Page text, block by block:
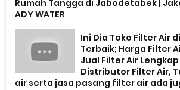
Rumah Tangga di Jabodetabek |
ADY WATER
Ini Dia Toko Filter Air
Terbaik; Harga Filter
Jual Filter Air
Distributor Filter Air,
air serta jasa pasang filter air ada